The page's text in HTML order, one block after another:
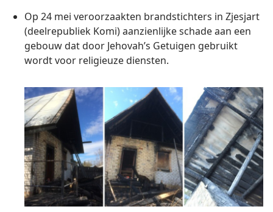
Op 24 mei veroorzaakten brandstichters in Zjesjart
(deelrepubliek Komi) aanzienlijke schade aan een
gebouw dat door Jehovah’s Getuigen gebruikt
wordt voor religieuze diensten.